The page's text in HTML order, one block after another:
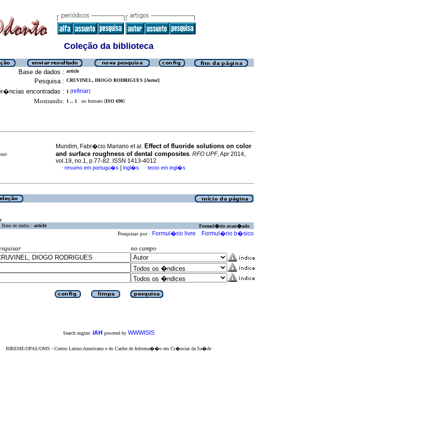
Coleção da biblioteca
Base de dados : article
Pesquisa : CRUVINEL, DIOGO RODRIGUES [Autor]
encontradas : 1 [refinar]
Mostrando: 1 .. 1 no formato [ISO 690]
Mundim, Fabr�cio Mariano et al. Effect of fluoride solutions on color
and surface roughness of dental composites. RFO UPF, Apr 2014,
vol.19, no.1, p.77-82. ISSN 1413-4012
· resumo em portugu�s ingl�s · texto em ingl�s
Base de dados : article Formul�rio avan�ado
Pesquisar por : Formul�rio livre Formul�rio b�sico
no campo
Search engine: iAH powered by WWWISIS
BIREME/OPAS/OMS - Centro Latino-Americano e do Caribe de Informa��o em Ci�ncias da Sa�de